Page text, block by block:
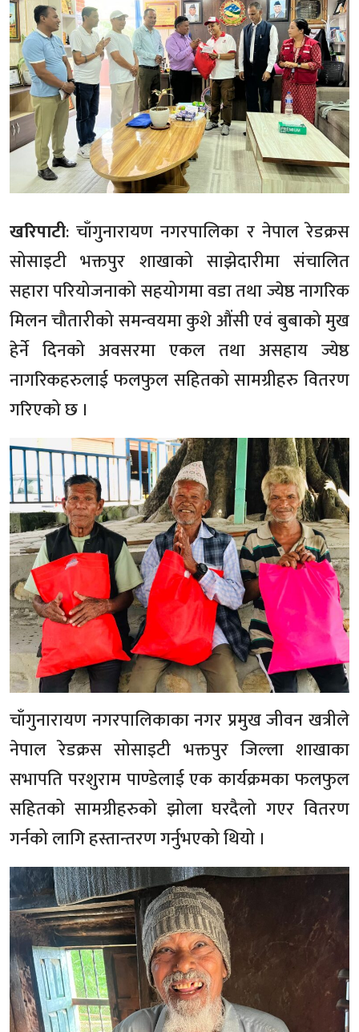
खरिपाटी: चाँगुनारायण नगरपालिका र नेपाल रेडक्रस
सोसाइटी भक्तपुर शाखाको साझेदारीमा संचालित
सहारा परियोजनाको सहयोगमा वडा तथा ज्येष्ठ नागरिक
मिलन चौतारीको समन्वयमा कुशे औंसी एवं बुबाको मुख
हेर्ने दिनको अवसरमा एकल तथा असहाय ज्येष्ठ
नागरिकहरुलाई फलफुल सहितको सामग्रीहरु वितरण
गरिएको छ ।
चाँगुनारायण नगरपालिकाका नगर प्रमुख जीवन खत्रीले
नेपाल रेडक्रस सोसाइटी भक्तपुर जिल्ला शाखाका
सभापति परशुराम पाण्डेलाई एक कार्यक्रमका फलफुल
सहितको सामग्रीहरुको झोला घरदैलो गएर वितरण
गर्नको लागि हस्तान्तरण गर्नुभएको थियो ।